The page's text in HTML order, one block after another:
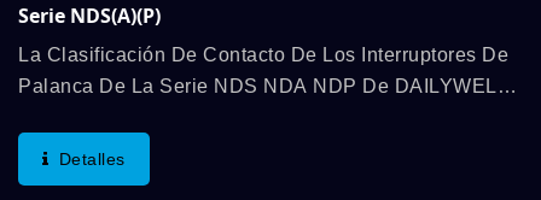
Serie NDS(A)(P)
La Clasificación De Contacto De Los Interruptores De
Palanca De La Serie NDS NDA NDP De DAILYWELL
Disponible En 1 A 12 Posiciones. La Fuerza De
Operación...
Detalles